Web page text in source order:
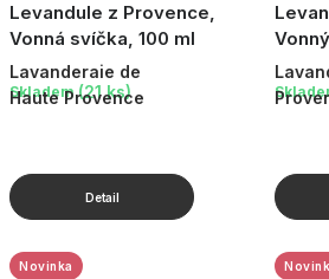
Levandule z Provence,
Vonná svíčka, 100 ml
Lavanderaie de
Haute Provence
Skladem (21 ks)
Novinka